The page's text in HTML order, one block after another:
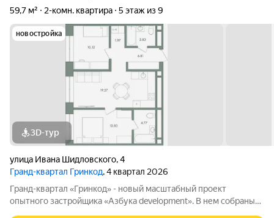
59,7 м²
2-комн. квартира 5 этаж из 9
новостройка
3D-тур
улица Ивана Шидловского,4
Гранд-квартал Гринкод, 4 квартал 2026
Гранд-квартал «Гринкод» - новый масштабный проект
опытного застройщика «Азбука development». В нем собраны